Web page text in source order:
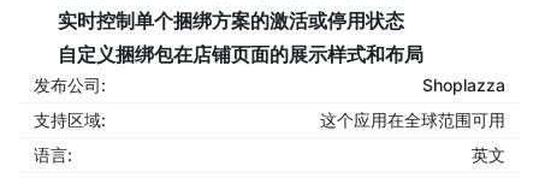
实时控制单个捆绑方案的激活或停用状态
自定义捆绑包在店铺页面的展示样式和布局
发布公司:
Shoplazza
支持区域:
这个应用在全球范围可用
语言:
英文